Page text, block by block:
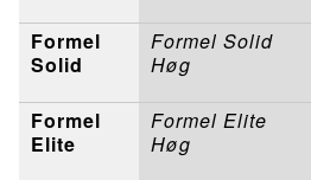
Formel
Solid
Formel Solid
Høg
Formel
Elite
Formel Elite
Høg